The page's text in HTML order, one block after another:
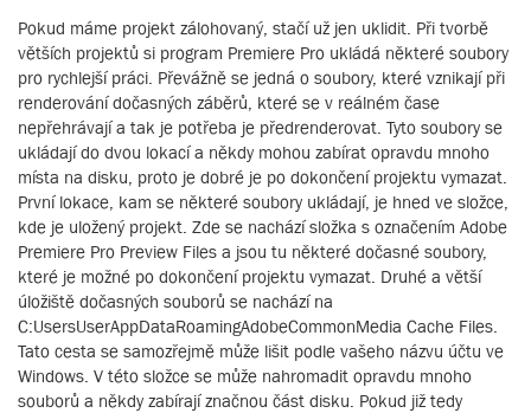
Pokud máme projekt zálohovaný, stačí už jen uklidit. Při tvorbě
větších projektů si program Premiere Pro ukládá některé soubory
pro rychlejší práci. Převážně se jedná o soubory, které vznikají při
renderování dočasných záběrů, které se v reálném čase
nepřehrávají a tak je potřeba je předrenderovat. Tyto soubory se
ukládají do dvou lokací a někdy mohou zabírat opravdu mnoho
místa na disku, proto je dobré je po dokončení projektu vymazat.
První lokace, kam se některé soubory ukládají, je hned ve složce,
kde je uložený projekt. Zde se nachází složka s označením Adobe
Premiere Pro Preview Files a jsou tu některé dočasné soubory,
které je možné po dokončení projektu vymazat. Druhé a větší
úložiště dočasných souborů se nachází na
C:UsersUserAppDataRoamingAdobeCommonMedia Cache Files.
Tato cesta se samozřejmě může lišit podle vašeho názvu účtu ve
Windows. V této složce se může nahromadit opravdu mnoho
souborů a někdy zabírají značnou část disku. Pokud již tedy